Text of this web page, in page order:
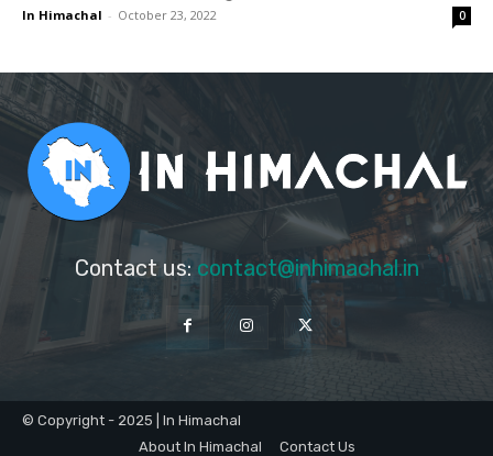
In Himachal - October 23, 2022 0
Contact us: contact@inhimachal.in
© Copyright - 2025 | In Himachal
About In Himachal
Contact Us